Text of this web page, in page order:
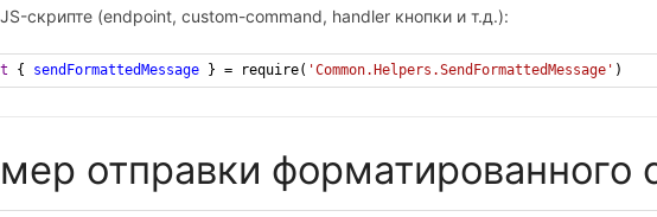
скрипте (endpoint, custom-command, handler кнопки и т.д.):
{ sendFormattedMessage } = require( 'Common.Helpers.SendFormattedMessage' )
отправки форматированного